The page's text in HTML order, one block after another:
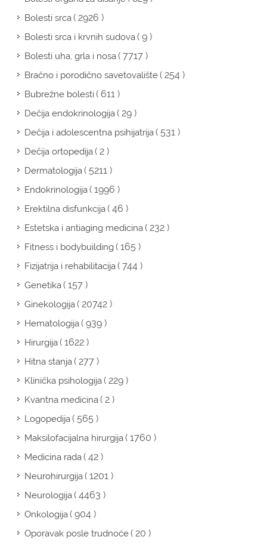
Bolesti srca( 2926 )
Bolesti srca i krvnih sudova( 9 )
Bolesti uha, grla i nosa( 7717 )
Bračno i porodično savetovalište( 254 )
Bubrežne bolesti( 611 )
Dečija endokrinologija( 29 )
Dečija i adolescentna psihijatrija( 531 )
Dečija ortopedija( 2 )
Dermatologija( 5211 )
Endokrinologija( 1996 )
Erektilna disfunkcija( 46 )
Estetska i antiaging medicina( 232 )
Fitness i bodybuilding( 165 )
Fizijatrija i rehabilitacija( 744 )
Genetika( 157 )
Ginekologija( 20742 )
Hematologija( 939 )
Hirurgija( 1622 )
Hitna stanja( 277 )
Klinička psihologija( 229 )
Kvantna medicina( 2 )
Logopedija( 565 )
Maksilofacijalna hirurgija( 1760 )
Medicina rada( 42 )
Neurohirurgija( 1201 )
Neurologija( 4463 )
Onkologija( 904 )
Oporavak posle trudnoće( 20 )